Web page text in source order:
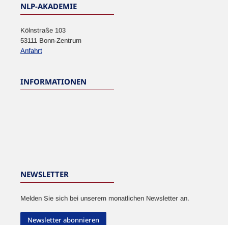
NLP-AKADEMIE
Kölnstraße 103
53111 Bonn-Zentrum
Anfahrt
INFORMATIONEN
NEWSLETTER
Melden Sie sich bei unserem monatlichen Newsletter an.
Newsletter abonnieren